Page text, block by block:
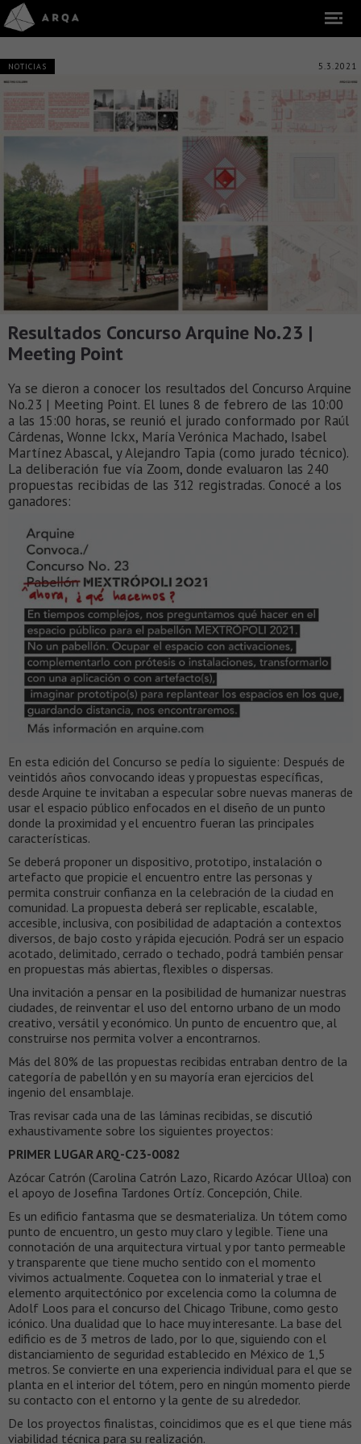
NOTICIAS 5.3.2021
Resultados Concurso Arquine No.23 |
Meeting Point
Ya se dieron a conocer los resultados del Concurso Arquine
No.23 | Meeting Point. El lunes 8 de febrero de las 10:00
a las 15:00 horas, se reunió el jurado conformado por Raúl
Cárdenas, Wonne Ickx, María Verónica Machado, Isabel
Martínez Abascal, y Alejandro Tapia (como jurado técnico).
La deliberación fue vía Zoom, donde evaluaron las 240
propuestas recibidas de las 312 registradas. Conocé a los
ganadores:
En esta edición del Concurso se pedía lo siguiente: Después de
veintidós años convocando ideas y propuestas específicas,
desde Arquine te invitaban a especular sobre nuevas maneras de
usar el espacio público enfocados en el diseño de un punto
donde la proximidad y el encuentro fueran las principales
características.
Se deberá proponer un dispositivo, prototipo, instalación o
artefacto que propicie el encuentro entre las personas y
permita construir confianza en la celebración de la ciudad en
comunidad. La propuesta deberá ser replicable, escalable,
accesible, inclusiva, con posibilidad de adaptación a contextos
diversos, de bajo costo y rápida ejecución. Podrá ser un espacio
acotado, delimitado, cerrado o techado, podrá también pensar
en propuestas más abiertas, flexibles o dispersas.
Una invitación a pensar en la posibilidad de humanizar nuestras
ciudades, de reinventar el uso del entorno urbano de un modo
creativo, versátil y económico. Un punto de encuentro que, al
construirse nos permita volver a encontrarnos.
Más del 80% de las propuestas recibidas entraban dentro de la
categoría de pabellón y en su mayoría eran ejercicios del
ingenio del ensamblaje.
Tras revisar cada una de las láminas recibidas, se discutió
exhaustivamente sobre los siguientes proyectos:
PRIMER LUGAR ARQ-C23-0082
Azócar Catrón (Carolina Catrón Lazo, Ricardo Azócar Ulloa) con
el apoyo de Josefina Tardones Ortíz. Concepción, Chile.
Es un edificio fantasma que se desmaterializa. Un tótem como
punto de encuentro, un gesto muy claro y legible. Tiene una
connotación de una arquitectura virtual y por tanto permeable
y transparente que tiene mucho sentido con el momento
vivimos actualmente. Coquetea con lo inmaterial y trae el
elemento arquitectónico por excelencia como la columna de
Adolf Loos para el concurso del Chicago Tribune, como gesto
icónico. Una dualidad que lo hace muy interesante. La base del
edificio es de 3 metros de lado, por lo que, siguiendo con el
distanciamiento de seguridad establecido en México de 1,5
metros. Se convierte en una experiencia individual para el que se
planta en el interior del tótem, pero en ningún momento pierde
su contacto con el entorno y la gente de su alrededor.
De los proyectos finalistas, coincidimos que es el que tiene más
viabilidad técnica para su realización.